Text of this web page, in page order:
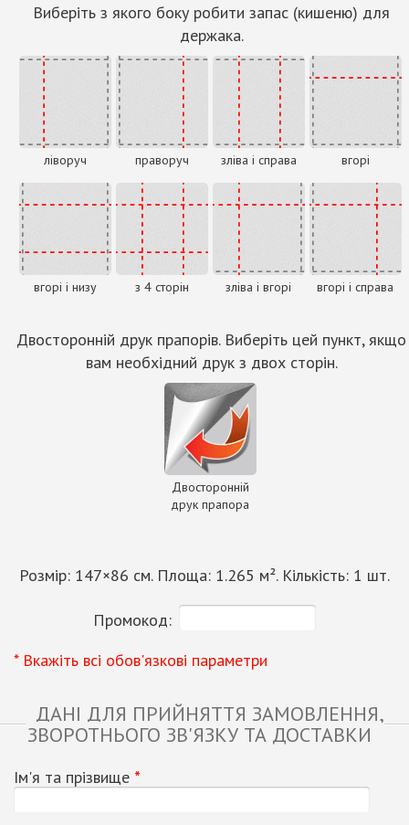
Виберіть з якого боку робити запас (кишеню) для
держака.
ліворуч праворуч зліва і справа вгорі
вгорі і низу з 4 сторін зліва і вгорі вгорі і справа
Двосторонній друк прапорів. Виберіть цей пункт, якщо
вам необхідний друк з двох сторін.
Двосторонній
друк прапора
Розмір: 147×86 см. Площа: 1.265 м². Кількість: 1 шт.
Промокод:
* Вкажіть всі обов'язкові параметри
ДАНІ ДЛЯ ПРИЙНЯТТЯ ЗАМОВЛЕННЯ,
ЗВОРОТНЬОГО ЗВ'ЯЗКУ ТА ДОСТАВКИ
Ім'я та прізвище *